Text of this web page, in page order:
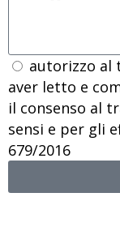
autorizzo al
aver letto e
il consenso al
sensi e per gli
679/2016